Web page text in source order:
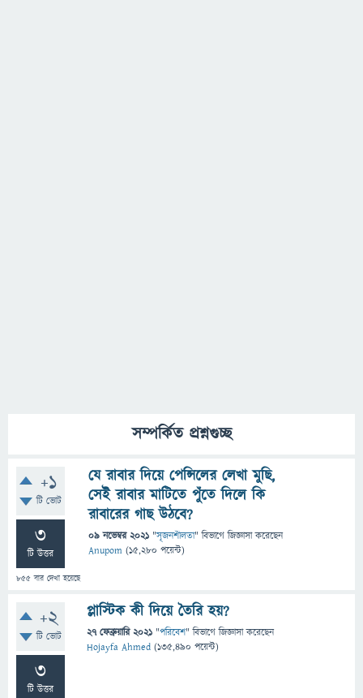
সম্পর্কিত প্রশ্নগুচ্ছ
+1
টি ভোট
3
টি উত্তর
855 বার দেখা হয়েছে
যে রাবার দিয়ে পেন্সিলের লেখা মুছি,
সেই রাবার মাটিতে পুঁতে দিলে কি
রাবারের গাছ উঠবে?
09 নভেম্বর 2021 "সৃজনশীলতা" বিভাগে জিজ্ঞাসাকরেছেন
Anupom (15,280 পয়েন্ট)
+2
টি ভোট
3
টি উত্তর
প্লাস্টিক কী দিয়ে তৈরি হয়?
27 ফেব্রুয়ারি 2021 "পরিবেশ" বিভাগে জিজ্ঞাসাকরেছেন
Hojayfa Ahmed (135,490 পয়েন্ট)